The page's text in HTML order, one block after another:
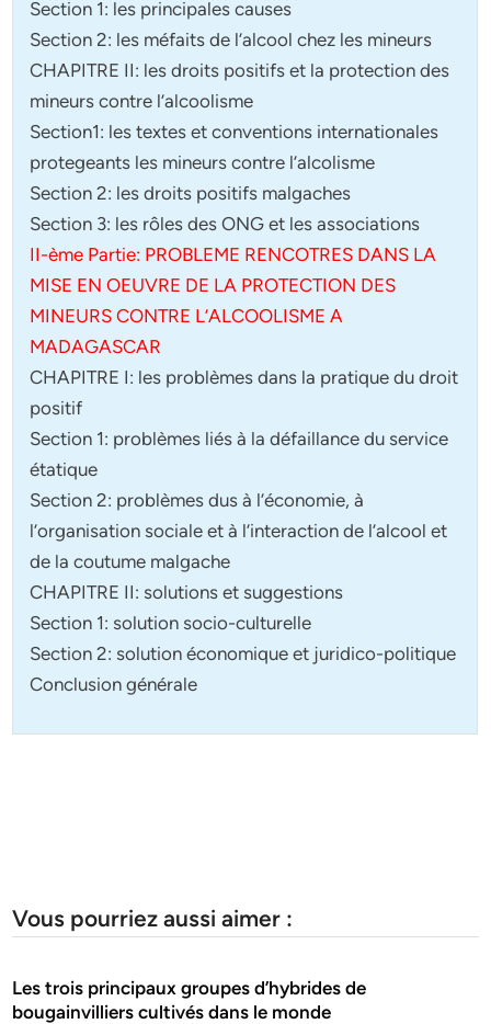
Section 1: les principales causes
Section 2: les méfaits de l’alcool chez les mineurs
CHAPITRE II: les droits positifs et la protection des
mineurs contre l’alcoolisme
Section1: les textes et conventions internationales
protegeants les mineurs contre l’alcolisme
Section 2: les droits positifs malgaches
Section 3: les rôles des ONG et les associations
II-ème Partie: PROBLEME RENCOTRES DANS LA
MISE EN OEUVRE DE LA PROTECTION DES
MINEURS CONTRE L’ALCOOLISME A
MADAGASCAR
CHAPITRE I: les problèmes dans la pratique du droit
positif
Section 1: problèmes liés à la défaillance du service
étatique
Section 2: problèmes dus à l’économie, à
l’organisation sociale et à l’interaction de l’alcool et
de la coutume malgache
CHAPITRE II: solutions et suggestions
Section 1: solution socio-culturelle
Section 2: solution économique et juridico-politique
Conclusion générale
Vous pourriez aussi aimer :
Les trois principaux groupes d’hybrides de
bougainvilliers cultivés dans le monde